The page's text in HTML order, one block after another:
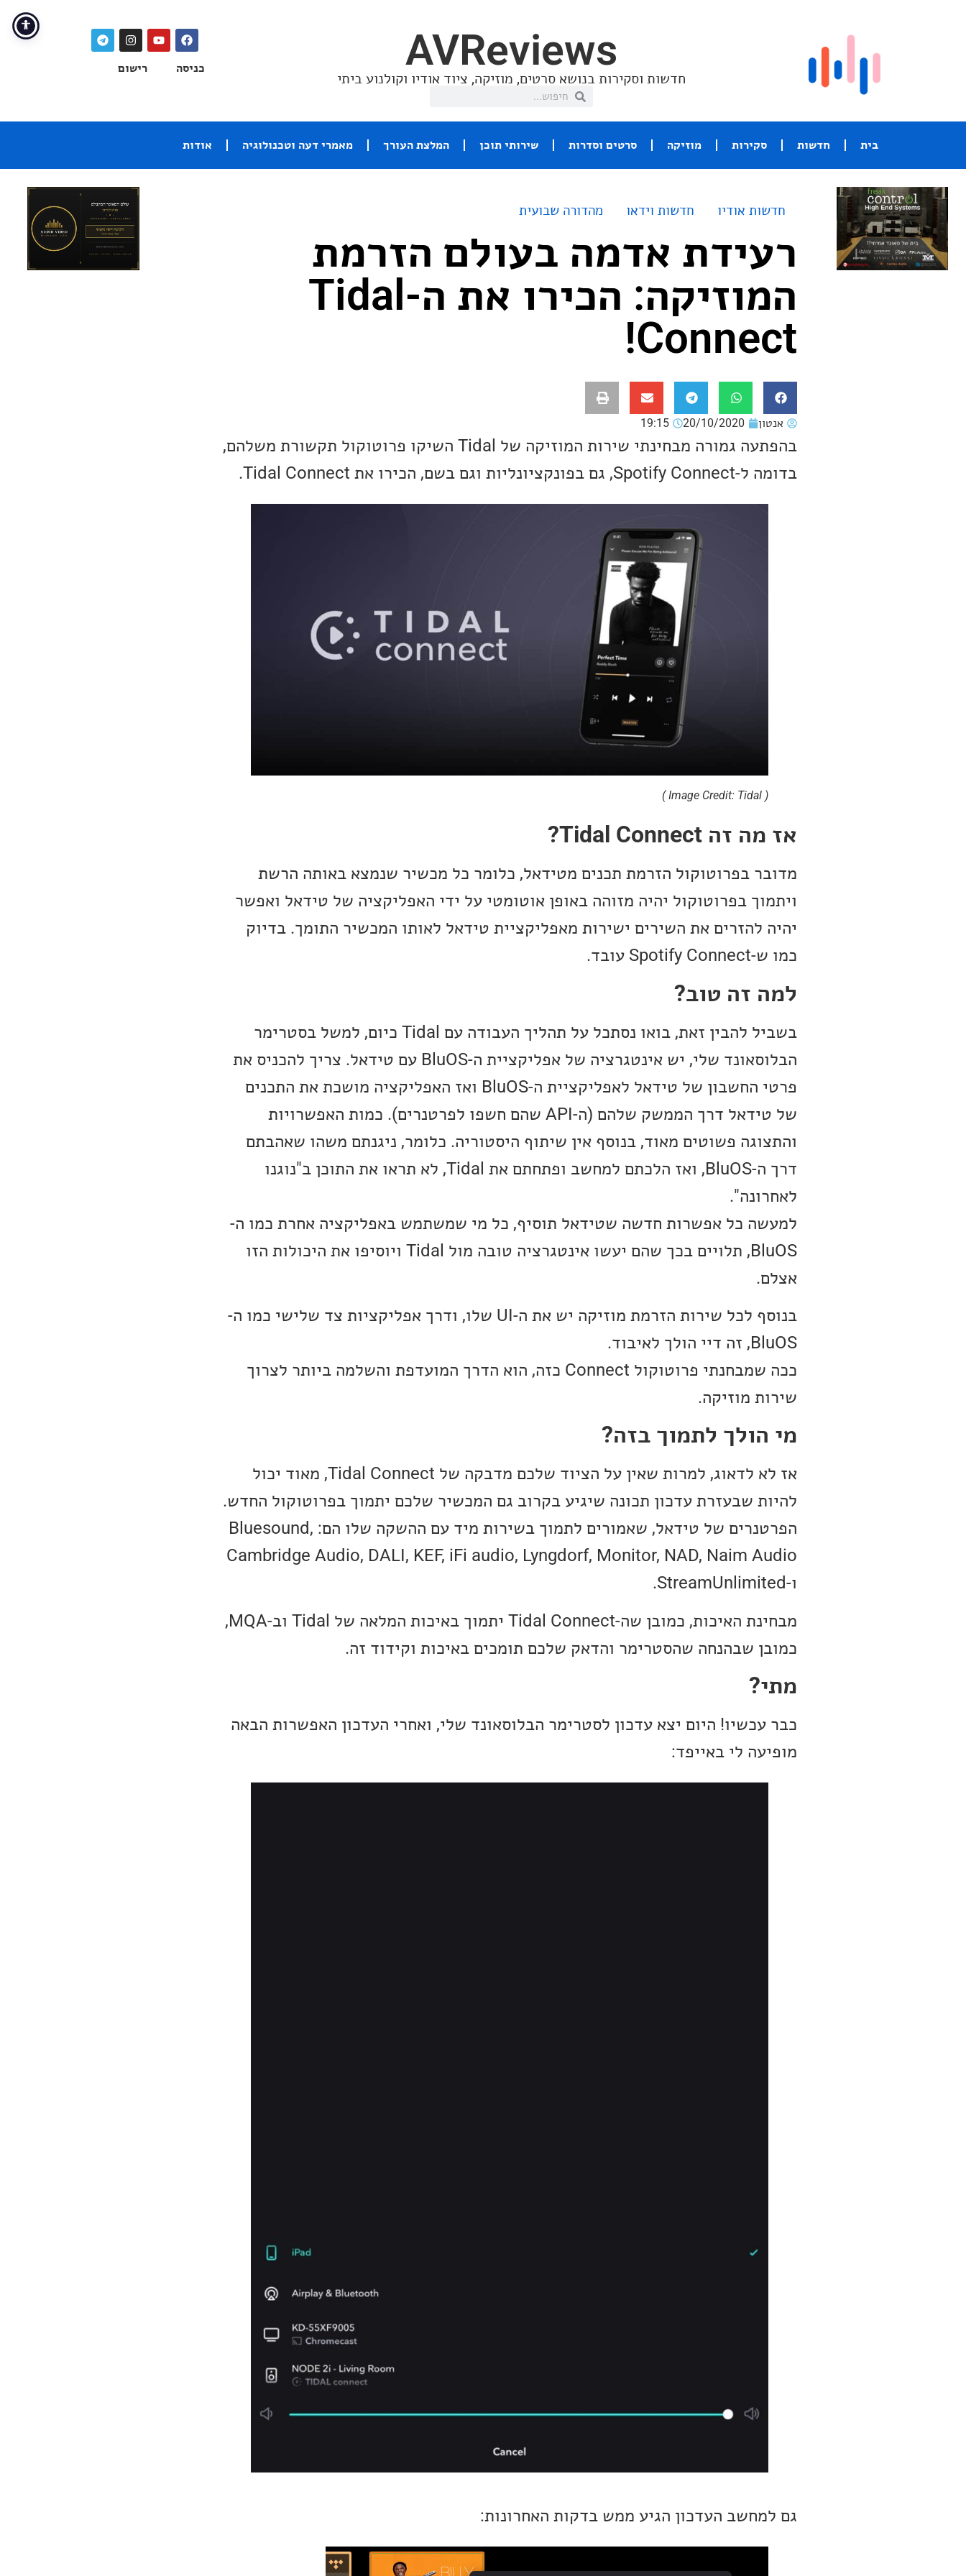
AVReviews
חדשות וסקירות בנושא סרטים, מוזיקה, ציוד אודיו וקולנוע ביתי
כניסה רישום
בית חדשות סקירות מוזיקה סרטים וסדרות שירותי תוכן המלצת העורך מאמרי דעה וטכנולוגיה אודות
חדשות אודיו חדשות וידאו מהדורה שבועית
רעידת אדמה בעולם הזרמת
המוזיקה: הכירו את ה-Tidal
Connect!
אנטון 20/10/2020
19:15
בהפתעה גמורה מבחינתי שירות המוזיקה של Tidal השיקו פרוטוקול תקשורת משלהם,
בדומה ל-Spotify Connect, גם בפונקציונליות וגם בשם, הכירו את Tidal Connect.
( Image Credit: Tidal )
אז מה זה Tidal Connect?
מדובר בפרוטוקול הזרמת תכנים מטידאל, כלומר כל מכשיר שנמצא באותה הרשת
ויתמוך בפרוטוקול יהיה מזוהה באופן אוטומטי על ידי האפליקציה של טידאל ואפשר
יהיה להזרים את השירים ישירות מאפליקציית טידאל לאותו המכשיר התומך. בדיוק
כמו ש-Spotify Connect עובד.
למה זה טוב?
בשביל להבין זאת, בואו נסתכל על תהליך העבודה עם Tidal כיום, למשל בסטרימר
הבלוסאונד שלי, יש אינטגרציה של אפליקציית ה-BluOS עם טידאל. צריך להכניס את
פרטי החשבון של טידאל לאפליקציית ה-BluOS ואז האפליקציה מושכת את התכנים
של טידאל דרך הממשק שלהם (ה-API שהם חשפו לפרטנרים). כמות האפשרויות
והתצוגה פשוטים מאוד, בנוסף אין שיתוף היסטוריה. כלומר, ניגנתם משהו שאהבתם
דרך ה-BluOS, ואז הלכתם למחשב ופתחתם את Tidal, לא תראו את התוכן ב"נוגנו
לאחרונה".
למעשה כל אפשרות חדשה שטידאל תוסיף, כל מי שמשתמש באפליקציה אחרת כמו ה-
BluOS, תלויים בכך שהם יעשו אינטגרציה טובה מול Tidal ויוסיפו את היכולות הזו
אצלם.
בנוסף לכל שירות הזרמת מוזיקה יש את ה-UI שלו, ודרך אפליקציות צד שלישי כמו ה-
BluOS, זה דיי הולך לאיבוד.
ככה שמבחנתי פרוטוקול Connect כזה, הוא הדרך המועדפת והשלמה ביותר לצרוך
שירות מוזיקה.
מי הולך לתמוך בזה?
אז לא לדאוג, למרות שאין על הציוד שלכם מדבקה של Tidal Connect, מאוד יכול
להיות שבעזרת עדכון תכונה שיגיע בקרוב גם המכשיר שלכם יתמוך בפרוטוקול החדש.
הפרטנרים של טידאל, שאמורים לתמוך בשירות מיד עם ההשקה שלו הם: Bluesound,
Cambridge Audio, DALI, KEF, iFi audio, Lyngdorf, Monitor, NAD, Naim Audio
ו-StreamUnlimited.
מבחינת האיכות, כמובן שה-Tidal Connect יתמוך באיכות המלאה של Tidal וב-MQA,
כמובן שבהנחה שהסטרימר והדאק שלכם תומכים באיכות וקידוד זה.
מתי?
כבר עכשיו! היום יצא עדכון לסטרימר הבלוסאונד שלי, ואחרי העדכון האפשרות הבאה
מופיעה לי באייפד:
גם למחשב העדכון הגיע ממש בדקות האחרונות: